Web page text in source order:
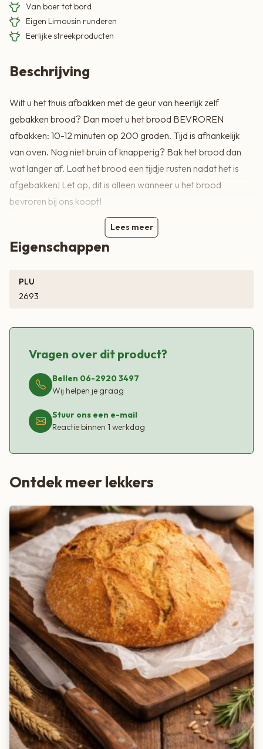
Van boer tot bord
Eigen Limousin runderen
Eerlijke streekproducten
Beschrijving
Wilt u het thuis afbakken met de geur van heerlijk zelf
gebakken brood? Dan moet u het brood BEVROREN
afbakken: 10-12 minuten op 200 graden. Tijd is afhankelijk
van oven. Nog niet bruin of knapperig? Bak het brood dan
wat langer af. Laat het brood een tijdje rusten nadat het is
afgebakken! Let op, dit is alleen wanneer u het brood
bevroren bij ons koopt!
Lees meer
Eigenschappen
PLU
2693
Vragen over dit product?
Bellen 06-2920 3497
Wij helpen je graag
Stuur ons een e-mail
Reactie binnen 1 werkdag
Ontdek meer lekkers